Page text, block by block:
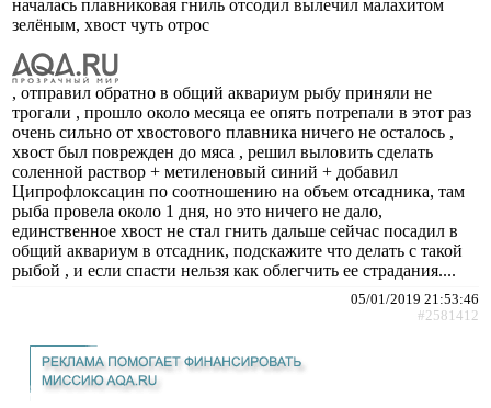
началась плавниковая гниль отсодил вылечил малахитом
зелёным, хвост чуть отрос
, отправил обратно в общий аквариум рыбу приняли не
трогали , прошло около месяца ее опять потрепали в этот раз
очень сильно от хвостового плавника ничего не осталось ,
хвост был поврежден до мяса , решил выловить сделать
соленной раствор + метиленовый синий + добавил
Ципрофлоксацин по соотношению на объем отсадника, там
рыба провела около 1 дня, но это ничего не дало,
единственное хвост не стал гнить дальше сейчас посадил в
общий аквариум в отсадник, подскажите что делать с такой
рыбой , и если спасти нельзя как облегчить ее страдания....
05/01/2019 21:53:46
#2581412